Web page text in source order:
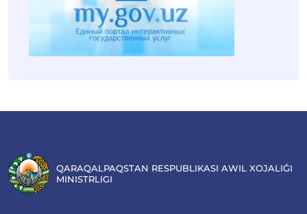
QARAQALPAQSTAN RESPUBLIKASI AWIL XOJALIǴI
MINISTRLIGI